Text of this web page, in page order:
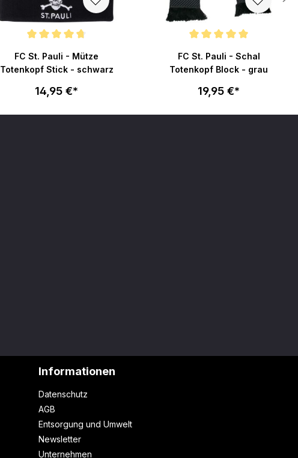
FC St. Pauli - Mütze
Totenkopf Stick - schwarz
14,95 €*
FC St. Pauli - Schal
Totenkopf Block - grau
19,95 €*
Informationen
Datenschutz
AGB
Entsorgung und Umwelt
Newsletter
Unternehmen